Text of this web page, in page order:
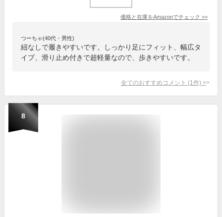
価格と在庫をAmazonでチェック >>
つーちゃ(40代・男性)
紐なしで履きやすいです。しっかり足にフィット、幅広タ
イプ、滑り止め付きで超軽量なので、歩きやすいです。
全てのおすすめコメント (1 件) >
8